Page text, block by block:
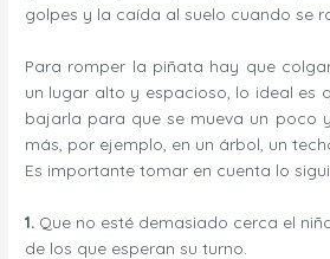
golpes y la caída al suelo cuando se
Para romper la piñata hay que
un lugar alto y espacioso, lo ideal es
bajarla para que se mueva un poco
más, por ejemplo, en un árbol, un
Es importante tomar en cuenta lo
1. Que no esté demasiado cerca el
de los que esperan su turno.